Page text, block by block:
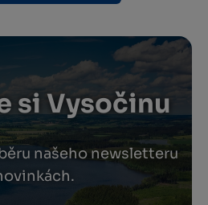
si Vysočinu
našeho newsletteru